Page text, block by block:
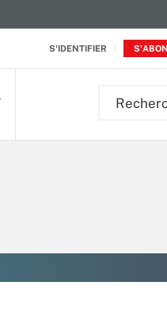
S'IDENTIFIER